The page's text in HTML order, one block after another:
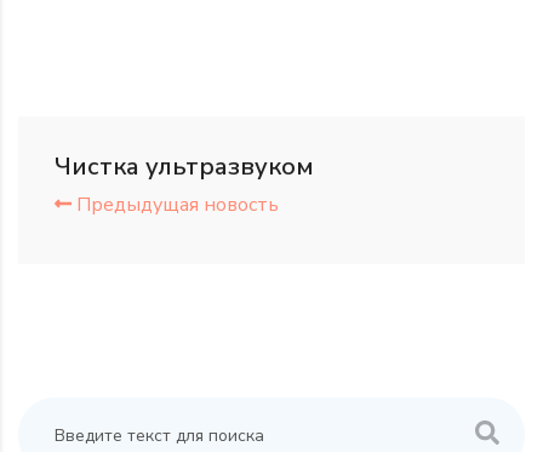
Чистка ультразвуком
Предыдущая новость